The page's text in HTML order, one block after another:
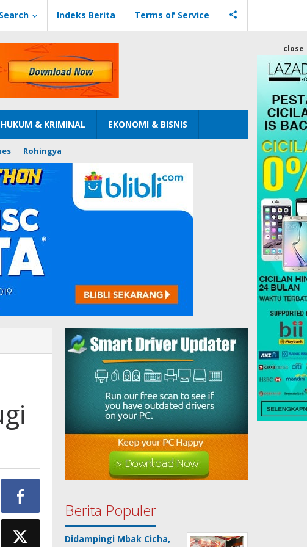
Search Indeks Berita Terms of Service
HUKUM & KRIMINAL EKONOMI & BISNIS
Rohingya
close
Berita Populer
Didampingi Mbak Cicha,